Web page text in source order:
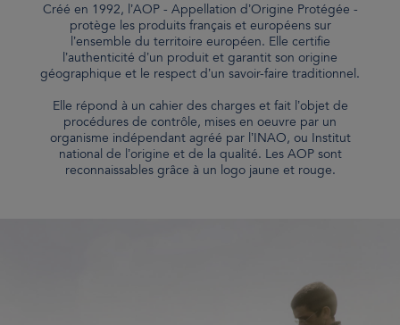
Créé en 1992, l’AOP - Appellation d’Origine Protégée -
protège les produits français et européens sur
l’ensemble du territoire européen. Elle certifie
l’authenticité d’un produit et garantit son origine
géographique et le respect d’un savoir-faire traditionnel.
Elle répond à un cahier des charges et fait l’objet de
procédures de contrôle, mises en oeuvre par un
organisme indépendant agréé par l’INAO, ou Institut
national de l’origine et de la qualité. Les AOP sont
reconnaissables grâce à un logo jaune et rouge.